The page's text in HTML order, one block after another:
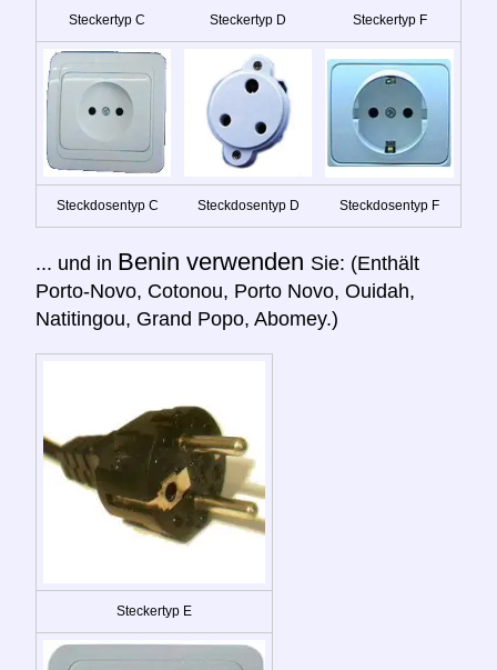
Steckertyp C Steckertyp D Steckertyp F
Steckdosentyp C Steckdosentyp D Steckdosentyp F
... und in Benin verwenden Sie: (Enthält
Porto-Novo, Cotonou, Porto Novo, Ouidah,
Natitingou, Grand Popo, Abomey.)
Steckertyp E